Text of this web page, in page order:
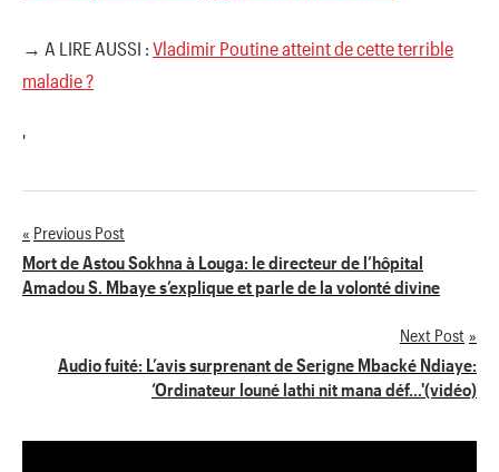
→ A LIRE AUSSI : Vladimir Poutine atteint de cette terrible
maladie ?
'
Navigation
de
Previous Post
Mort de Astou Sokhna à Louga: le directeur de l’hôpital
Amadou S. Mbaye s’explique et parle de la volonté divine
Next Post
Audio fuité: L’avis surprenant de Serigne Mbacké Ndiaye:
‘Ordinateur louné lathi nit mana déf…'(vidéo)